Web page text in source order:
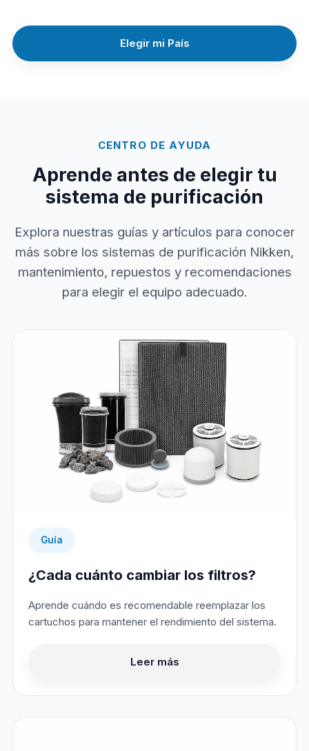
Elegir mi País
CENTRO DE AYUDA
Aprende antes de elegir tu
sistema de purificación
Explora nuestras guías y artículos para conocer
más sobre los sistemas de purificación Nikken,
mantenimiento, repuestos y recomendaciones
para elegir el equipo adecuado.
Guía
¿Cada cuánto cambiar los filtros?
Aprende cuándo es recomendable reemplazar los
cartuchos para mantener el rendimiento del sistema.
Leer más